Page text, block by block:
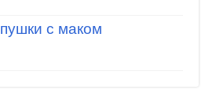
с маком